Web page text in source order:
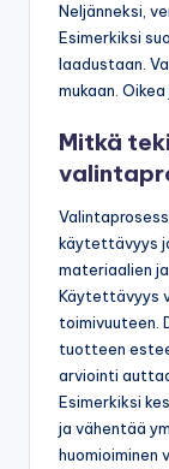
Neljänneksi,
Esimerkiksi
laadustaan.
mukaan.
Mitkä
käytettävyys
materiaalien
Käytettävyys
toimivuuteen.
tuotteen
arviointi
Esimerkiksi
ja vähentää
huomioiminen